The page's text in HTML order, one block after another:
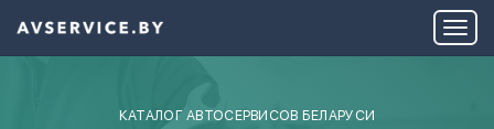
КАТАЛОГ АВТОСЕРВИСОВ БЕЛАРУСИ